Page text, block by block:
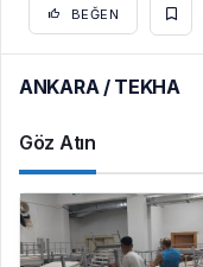
BEĞEN
ANKARA / TEKHA
Göz Atın